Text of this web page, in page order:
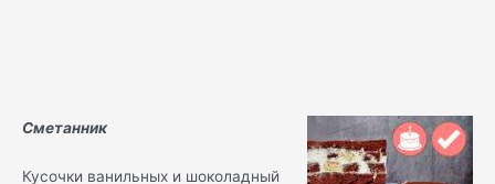
Сметанник
Кусочки ванильных и шоколадный